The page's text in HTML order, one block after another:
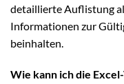
detaillierte Auflistung
Informationen zur
beinhalten.
Wie kann ich die